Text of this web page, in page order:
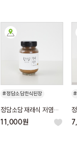
#정담소담한식된장
정담소담 재래식 저염
전통 한식된장 350g,
500g, 1kg
11,000원
#